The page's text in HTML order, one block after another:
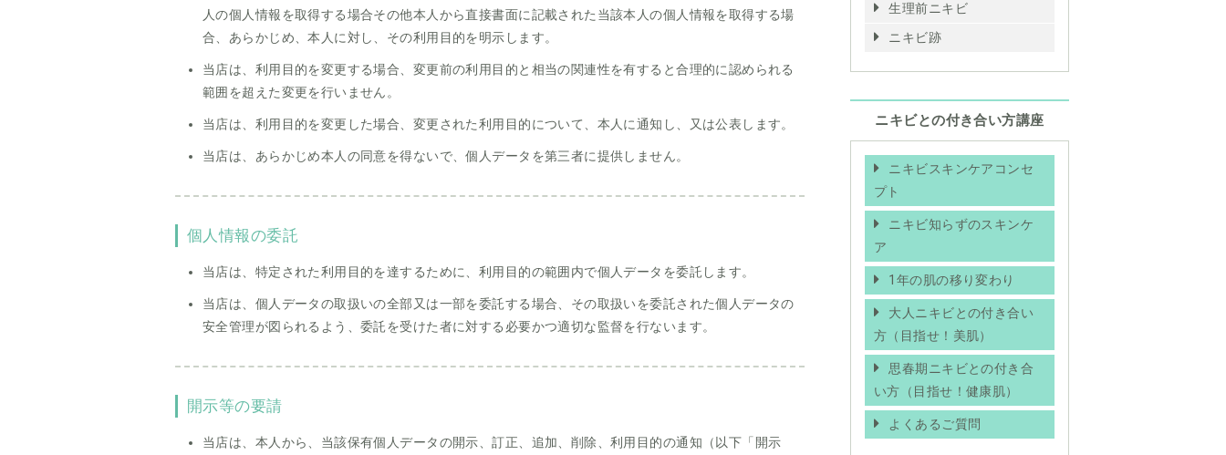
人の個人情報を取得する場合その他本人から直接書面に記載された当該本人の個人情報を取得する場
合、あらかじめ、本人に対し、その利用目的を明示します。
当店は、利用目的を変更する場合、変更前の利用目的と相当の関連性を有すると合理的に認められる
範囲を超えた変更を行いません。
当店は、利用目的を変更した場合、変更された利用目的について、本人に通知し、又は公表します。
当店は、あらかじめ本人の同意を得ないで、個人データを第三者に提供しません。
個人情報の委託
当店は、特定された利用目的を達するために、利用目的の範囲内で個人データを委託します。
当店は、個人データの取扱いの全部又は一部を委託する場合、その取扱いを委託された個人データの
安全管理が図られるよう、委託を受けた者に対する必要かつ適切な監督を行ないます。
開示等の要請
当店は、本人から、当該保有個人データの開示、訂正、追加、削除、利用目的の通知（以下「開示
生理前ニキビ
ニキビ跡
ニキビとの付き合い方講座
ニキビスキンケアコンセ
プト
ニキビ知らずのスキンケ
ア
1年の肌の移り変わり
大人ニキビとの付き合い
方（目指せ！美肌）
思春期ニキビとの付き合
い方（目指せ！健康肌）
よくあるご質問